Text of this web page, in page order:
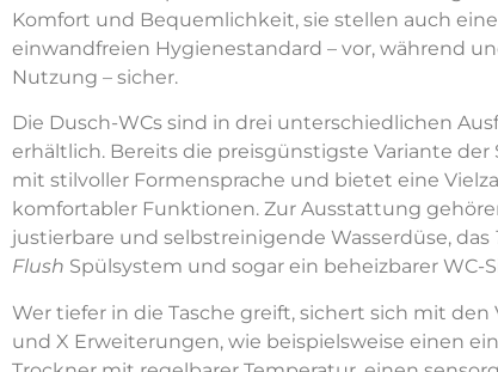
Komfort und Bequemlichkeit, sie stellen auch
einwandfreien Hygienestandard – vor, während
Nutzung – sicher.
Die Dusch-WCs sind in drei unterschiedlichen
erhältlich. Bereits die preisgünstigste Variante der
mit stilvoller Formensprache und bietet eine
komfortabler Funktionen. Zur Ausstattung
justierbare und selbstreinigende Wasserdüse, das
Flush Spülsystem und sogar ein beheizbarer WC-
Wer tiefer in die Tasche greift, sichert sich mit den
und X Erweiterungen, wie beispielsweise einen